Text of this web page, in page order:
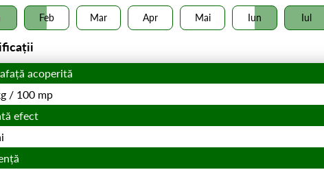
Feb Mar Apr Mai Iun Iul
acoperită
/ 100 mp
efect